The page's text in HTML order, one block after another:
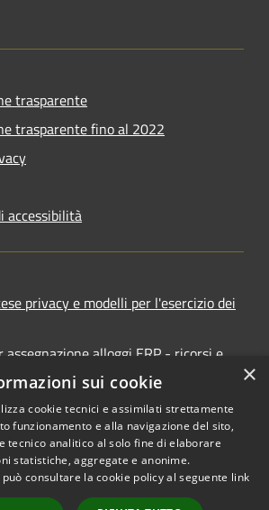
trasparente
trasparente fino al 2022
accessibilità
privacy e modelli per l'esercizio dei
alloggi ERP - ricorsi e
Copyright © 2026 • Comune di
Ancona • Powered by
×
sui cookie
cookie tecnici e assimilati strettamente
funzionamento e alla navigazione del sito,
tecnico analitico al solo fine di elaborare
statistiche, aggregate e anonime.
consultare la cookie policy al seguente link